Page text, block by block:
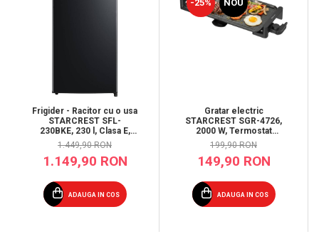
Frigider - Racitor cu o usa
STARCREST SFL-
230BKE, 230 l, Clasa E,
Termostat reglabil, Rafturi
ajustabile, H 142 cm,
Negru
1.449,90 RON
1.149,90 RON
ADAUGA IN COS
-25% NOU
Gratar electric
STARCREST SGR-4726,
2000 W, Termostat
reglabil, Placa cu invelis
ceramic tip grill/neted,
Suprafata de gatire 47 x
26.5 cm, Negru/Inox
199,90 RON
149,90 RON
ADAUGA IN COS